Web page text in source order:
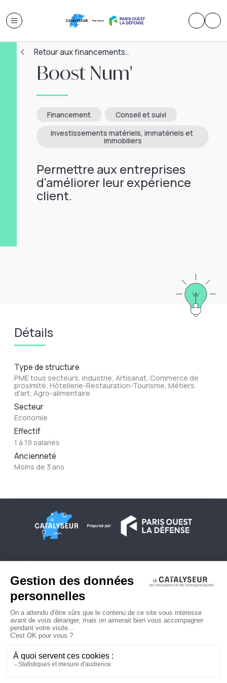
Retour aux financements
Boost Num'
Financement
Conseil et suivi
Investissements matériels, immatériels et
immobiliers
Permettre aux entreprises
d'améliorer leur expérience
client.
Détails
Type de structure
PME tous secteurs, Industrie, Artisanat, Commerce de
proximité, Hôtellerie-Restauration-Tourisme, Métiers
d'art, Agro-alimentaire
Secteur
Economie
Effectif
1 à 19 salariés
Ancienneté
Moins de 3 ans
Conditions générales d'utilisation
Contactez-nous
Politique de confidentialité
Plan du site
© 2026 Copyright - Le Catalyseur